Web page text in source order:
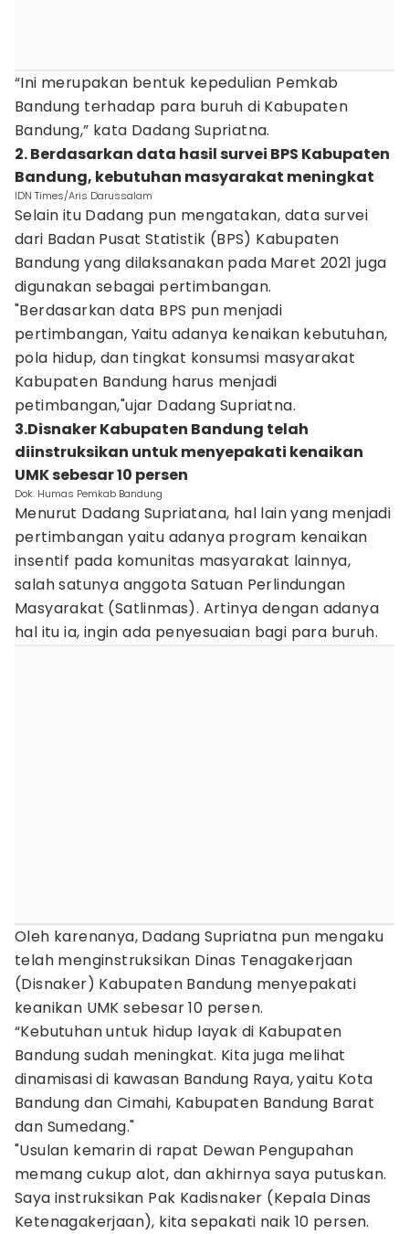
“Ini merupakan bentuk kepedulian Pemkab
Bandung terhadap para buruh di Kabupaten
Bandung,” kata Dadang Supriatna.
2. Berdasarkan data hasil survei BPS Kabupaten
Bandung, kebutuhan masyarakat meningkat
IDN Times/Aris Darussalam
Selain itu Dadang pun mengatakan, data survei
dari Badan Pusat Statistik (BPS) Kabupaten
Bandung yang dilaksanakan pada Maret 2021 juga
digunakan sebagai pertimbangan.
"Berdasarkan data BPS pun menjadi
pertimbangan, Yaitu adanya kenaikan kebutuhan,
pola hidup, dan tingkat konsumsi masyarakat
Kabupaten Bandung harus menjadi
petimbangan,"ujar Dadang Supriatna.
3.Disnaker Kabupaten Bandung telah
diinstruksikan untuk menyepakati kenaikan
UMK sebesar 10 persen
Dok. Humas Pemkab Bandung
Menurut Dadang Supriatana, hal lain yang menjadi
pertimbangan yaitu adanya program kenaikan
insentif pada komunitas masyarakat lainnya,
salah satunya anggota Satuan Perlindungan
Masyarakat (Satlinmas). Artinya dengan adanya
hal itu ia, ingin ada penyesuaian bagi para buruh.
Oleh karenanya, Dadang Supriatna pun mengaku
telah menginstruksikan Dinas Tenagakerjaan
(Disnaker) Kabupaten Bandung menyepakati
keanikan UMK sebesar 10 persen.
“Kebutuhan untuk hidup layak di Kabupaten
Bandung sudah meningkat. Kita juga melihat
dinamisasi di kawasan Bandung Raya, yaitu Kota
Bandung dan Cimahi, Kabupaten Bandung Barat
dan Sumedang."
"Usulan kemarin di rapat Dewan Pengupahan
memang cukup alot, dan akhirnya saya putuskan.
Saya instruksikan Pak Kadisnaker (Kepala Dinas
Ketenagakerjaan), kita sepakati naik 10 persen.